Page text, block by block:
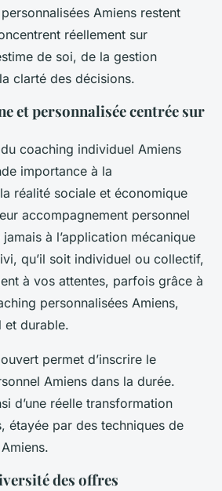
Amiens restent
réellement sur
de soi, de la gestion
clarté des décisions.
et personnalisée centrée sur
coaching individuel Amiens
importance à la
réalité sociale et économique
accompagnement personnel
à l’application mécanique
qu’il soit individuel ou collectif,
à vos attentes, parfois grâce à
personnalisées Amiens,
et durable.
permet d’inscrire le
Amiens dans la durée.
d’une réelle transformation
étayée par des techniques de
des offres